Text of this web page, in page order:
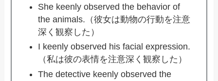
She keenly observed the behavior of
the animals.（彼女は動物の行動を注意
深く観察した）
I keenly observed his facial expression.
（私は彼の表情を注意深く観察した）
The detective keenly observed the